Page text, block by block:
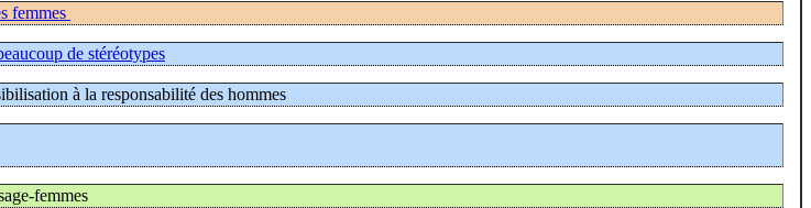
femmes
de stéréotypes
à la responsabilité des hommes
femmes